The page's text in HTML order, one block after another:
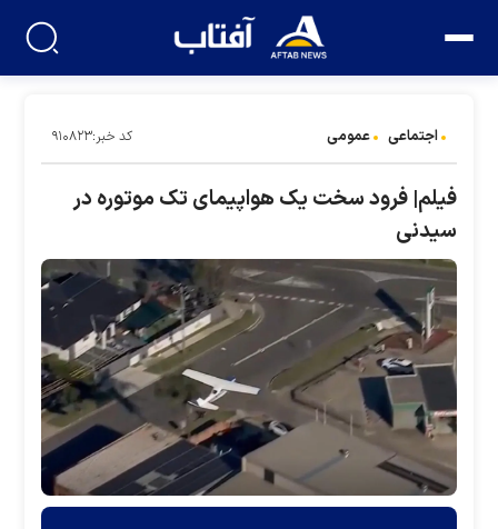
اجتماعی عمومی کد خبر:۹۱۰۸۲۳
فیلم| فرود سخت یک هواپیمای تک موتوره در
سیدنی